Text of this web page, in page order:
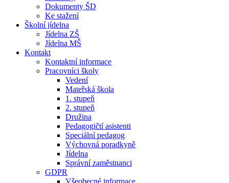
Dokumenty ŠD
Ke stažení
Školní jídelna
Jídelna ZŠ
Jídelna MŠ
Kontakt
Kontaktní informace
Pracovníci školy
Vedení
Mateřská škola
1. stupeň
2. stupeň
Družina
Pedagogičtí asistenti
Speciální pedagog
Výchovná poradkyně
Jídelna
Správní zaměstnanci
GDPR
Všeobecné informace